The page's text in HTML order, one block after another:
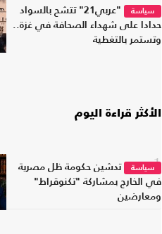
سياسة
"عربي21" تتشح بالسواد
حدادا على شهداء الصحافة في غزة..
وتستمر بالتغطية
الأكثر قراءة اليوم
1سياسة
تدشين حكومة ظل مصرية
في الخارج بمشاركة "تكنوقراط"
ومعارضين